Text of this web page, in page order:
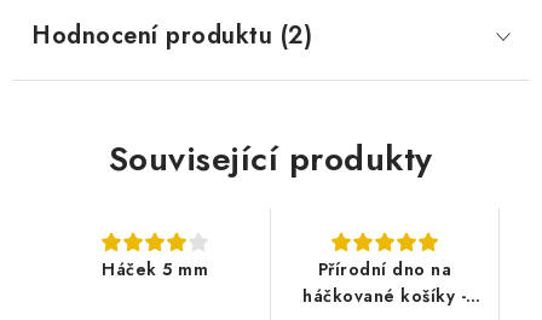
Hodnocení produktu (2)
Související produkty
Háček 5 mm
Přírodní dno na
háčkované košíky -